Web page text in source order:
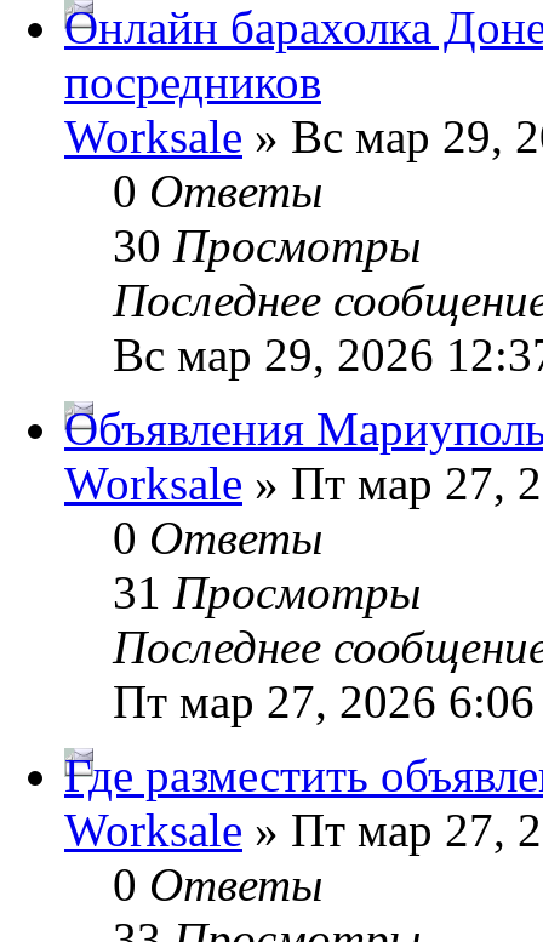
Онлайн барахолка
посредников
Worksale » Вс мар 29,
0 Ответы
30 Просмотры
Последнее
Вс мар 29, 2026
Объявления
Worksale » Пт мар 27,
0 Ответы
31 Просмотры
Последнее
Пт мар 27, 2026
Где разместить
Worksale » Пт мар 27,
0 Ответы